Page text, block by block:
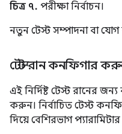
চিত্র ৭. পরীক্ষা নির্বাচন।
নতুন টেস্ট সম্পাদনা বা
টেস্ট রান কনফিগার
এই নির্দিষ্ট টেস্ট রানের
করুন। নির্বাচিত টেস্ট
দিয়ে বেশিরভাগ